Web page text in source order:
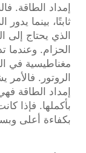
إمداد الطاقة.
ثابتًا، بينما
الذي يحتاج
الحزام. وعندما
مغناطيسية في
الروتور.
إمداد الطاقة
بأكملها. فإذا
بكفاءة أعلى